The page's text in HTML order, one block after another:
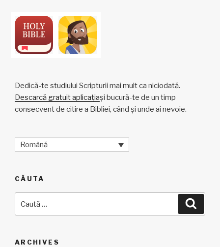
Dedică-te studiului Scripturii mai mult ca niciodată.
Descarcă gratuit aplicațiași bucură-te de un timp
consecvent de citire a Bibliei, când și unde ai nevoie.
Română
CĂUTA
după:
ARCHIVES